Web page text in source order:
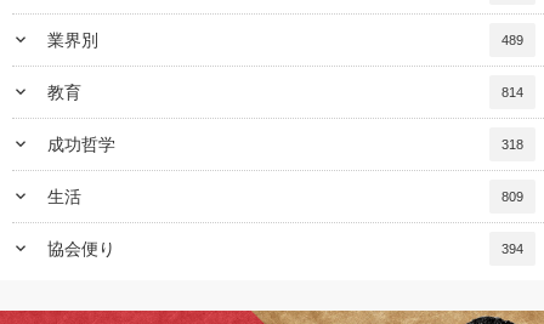
keyboard_arrow_down 業界別 489
keyboard_arrow_down 教育 814
keyboard_arrow_down 成功哲学 318
keyboard_arrow_down 生活 809
keyboard_arrow_down 協会便り 394